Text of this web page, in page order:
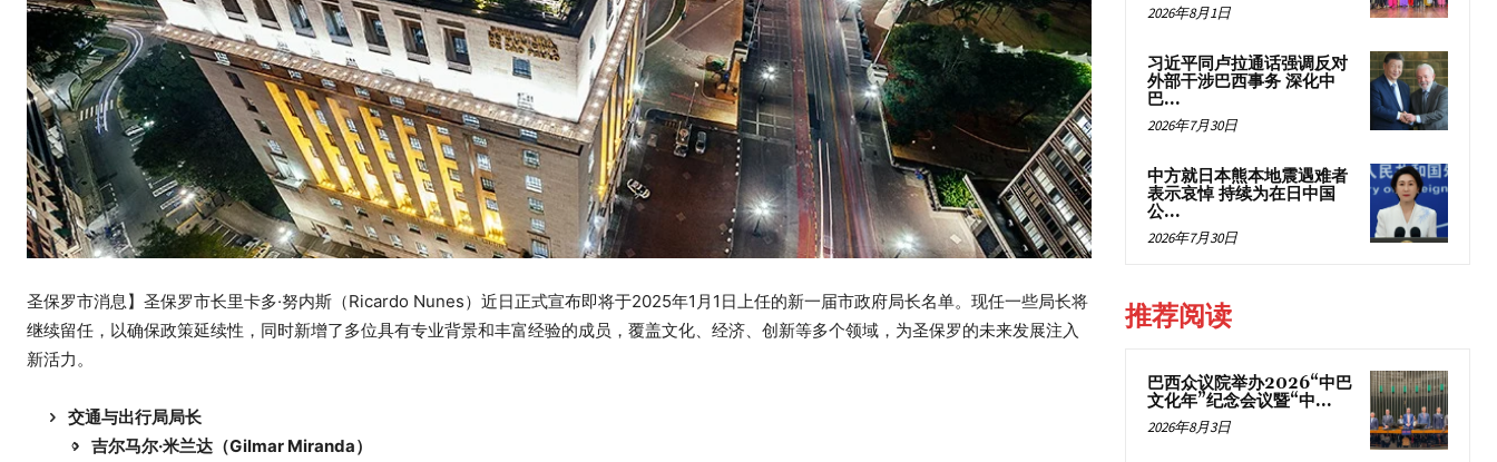
圣保罗市消息】圣保罗市长里卡多·努内斯（Ricardo Nunes）近日正式宣布即将于2025年1月1日上任的新一届市政府局长名单。现任一些局长将
继续留任，以确保政策延续性，同时新增了多位具有专业背景和丰富经验的成员，覆盖文化、经济、创新等多个领域，为圣保罗的未来发展注入
新活力。
交通与出行局局长
吉尔马尔·米兰达（Gilmar Miranda）
2026年8月1日
习近平同卢拉通话强调反对
外部干涉巴西事务 深化中
巴...
2026年7月30日
中方就日本熊本地震遇难者
表示哀悼 持续为在日中国
公...
2026年7月30日
推荐阅读
巴西众议院举办2026“中巴
文化年”纪念会议暨“中...
2026年8月3日